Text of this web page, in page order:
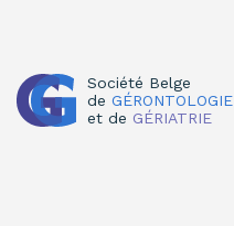
Société Belge
de GÉRONTOLOGIE
et de GÉRIATRIE